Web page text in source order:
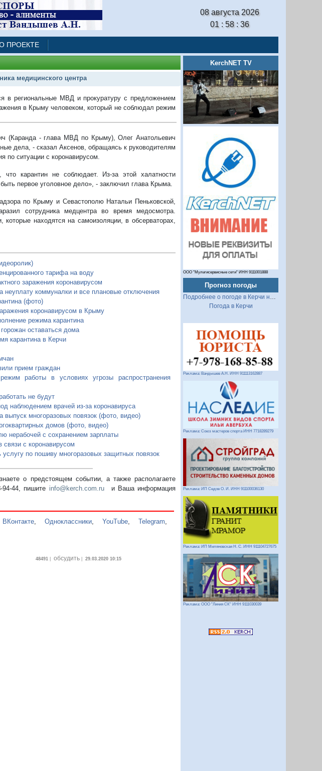
08 августа 2026
01 : 58 : 37
ПРОЕКТЕ
медицинского центра
в региональные МВД и прокуратуру с предложением
в Крыму человеком, который не соблюдал режим
(Каранда - глава МВД по Крыму), Олег Анатольевич
дела, - сказал Аксенов, обращаясь к руководителям
по ситуации с коронавирусом.
карантин не соблюдает. Из-за этой халатности
первое уголовное дело», - заключил глава Крыма.
по Крыму и Севастополю Натальи Пеньковской,
сотрудника медцентра во время медосмотра.
находятся на самоизоляции, в обсерваторах,
тарифа на воду
заражения коронавирусом
неуплату коммуналки и все плановые отключения
(фото)
коронавирусом в Крыму
режима карантина
оставаться дома
карантина в Керчи
прием граждан
работы в условиях угрозы распространения
не будут
наблюдением врачей из-за коронавируса
выпуск многоразовых повязок (фото, видео)
домов (фото, видео)
нерабочей с сохранением зарплаты
с коронавирусом
по пошиву многоразовых защитных повязок
о предстоящем событии, а также располагаете
44, пишите info@kerch.com.ru и Ваша информация
ВКонтакте Одноклассники ,YouTube ,Telegram
48491 |обсудить |29.03.2020 10:15
KerchNET TV
ООО "Мультисервисные сети" ИНН 9111001888
Прогноз погоды
Подробнее о погоде в Керчи на 2 недели
Погода в Керчи
Реклама: Вандышев А.Н. ИНН 911113162887
Реклама: Союз мастеров спорта ИНН 7718289279
Реклама: ИП Седов О. И. ИНН 911100036130
Реклама: ИП Миляновская Н. С. ИНН 911104727675
Реклама: ООО "Линия СК" ИНН 9111030039